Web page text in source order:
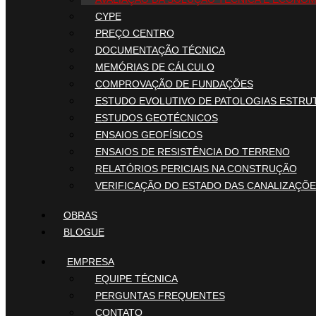
CYPE
PREÇO CENTRO
DOCUMENTAÇÃO TÉCNICA
MEMÓRIAS DE CÁLCULO
COMPROVAÇÃO DE FUNDAÇÕES
ESTUDO EVOLUTIVO DE PATOLOGIAS
ESTUDOS GEOTÉCNICOS
ENSAIOS GEOFÍSICOS
ENSAIOS DE RESISTÊNCIA DO TERRENO
RELATÓRIOS PERICIAIS NA CONSTRUÇÃO
VERIFICAÇÃO DO ESTADO DAS
OBRAS
BLOGUE
EMPRESA
EQUIPE TÉCNICA
PERGUNTAS FREQUENTES
CONTATO